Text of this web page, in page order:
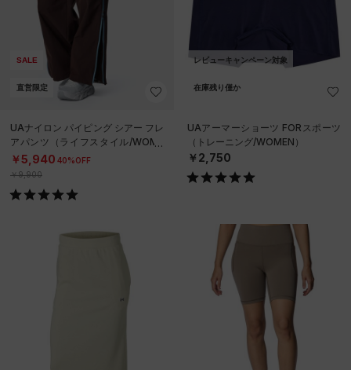
SALE
直営限定
UAナイロン パイピング シアー フレ
アパンツ（ライフスタイル/WOME
N）
￥5,940 40%OFF
￥9,900
レビューキャンペーン対象
在庫残り僅か
UAアーマーショーツ FORスポーツ
（トレーニング/WOMEN）
￥2,750